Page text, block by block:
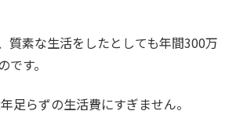
質素な生活をしたとしても年間300万
す。
足らずの生活費にすぎません。